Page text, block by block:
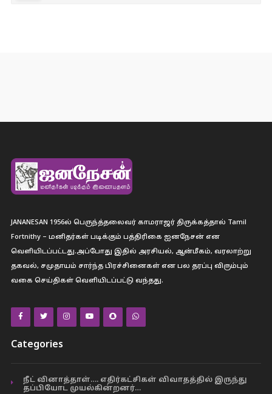
JANANESAN 1956ல் பெருந்த்தலைவர் காமராஜர் திருக்கத்தால் Tamil
Fortnithy – மனிதர்கள் படிக்கும் பத்திரிகை ஐனநேசன் என
வெளியிடப்பட்டது.அப்போது இதில் அரசியல், ஆன்மீகம், வரலாற்று
தகவல், சமுதாயம் சார்ந்த பிரச்சினைகள் என பல தரப்பு விரும்பும்
வகை செய்திகள் வெளியிடப்பட்டு வந்தது.
Categories
நீட் வினாத்தாள்…. எதிர்கட்சிகள் விவாதத்தில் இருந்து
தப்பியோட முயல்கின்றனர்…